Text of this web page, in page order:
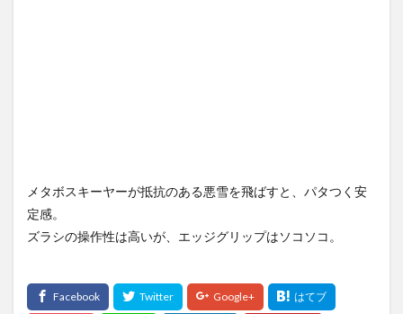
メタボスキーヤーが抵抗のある悪雪を飛ばすと、パタつく安
定感。
ズラシの操作性は高いが、エッジグリップはソコソコ。